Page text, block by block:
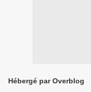
Hébergé par Overblog